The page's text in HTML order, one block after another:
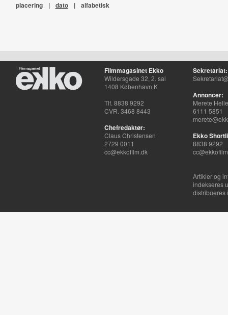
placering | dato | alfabetisk
Filmmagasinet Ekko
Wildersgade 32, 2. sal
1408 København K
Tlf. 8838 9292
CVR. 3468 8443
Chefredaktør:
Claus Christensen
2729 0011
cc@ekkofilm.dk
Sekretariat:
Annoncer:
Merete
6111 5851
Ekko
8838 9292
Artikler og
indekseres
distribueres